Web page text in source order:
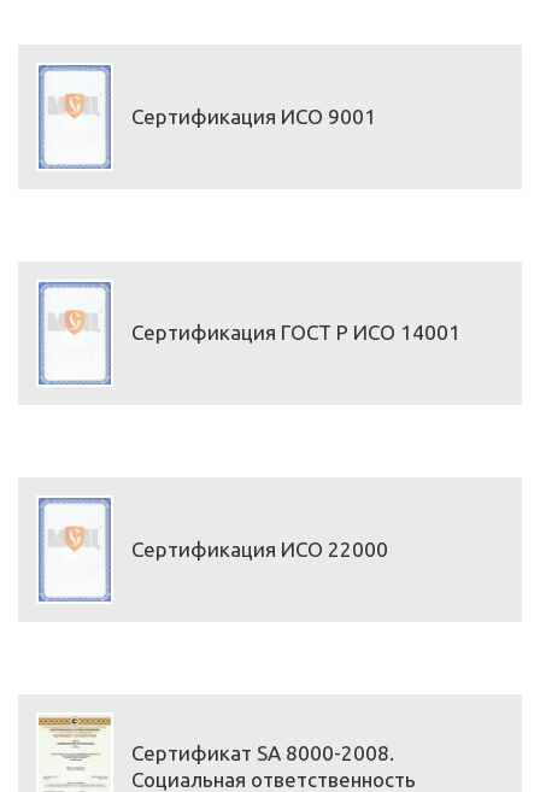
Сертификация ИСО 9001
Сертификация ГОСТ Р ИСО 14001
Сертификация ИСО 22000
Сертификат SA 8000-2008.
Социальная ответственность